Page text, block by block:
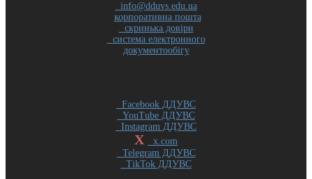
info@dduvs.edu.ua
корпоративна пошта
скринька довіри
система електронного
документообігу
Facebook ДДУВС
YouTube ДДУВС
Instagram ДДУВС
X
x.com
Telegram ДДУВС
TikTok ДДУВС